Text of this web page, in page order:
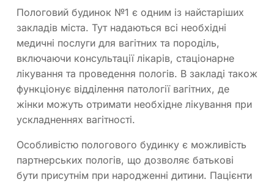
Пологовий будинок №1 є одним із найстаріших
закладів міста. Тут надаються всі необхідні
медичні послуги для вагітних та породіль,
включаючи консультації лікарів, стаціонарне
лікування та проведення пологів. В закладі також
функціонує відділення патології вагітних, де
жінки можуть отримати необхідне лікування при
ускладненнях вагітності.
Особливістю пологового будинку є можливість
партнерських пологів, що дозволяє батькові
бути присутнім при народженні дитини. Пацієнти